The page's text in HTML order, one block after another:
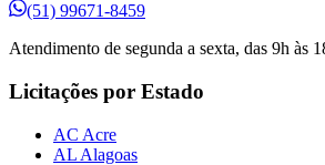
(51) 99671-8459
Atendimento de segunda a sexta, das 9h às
Licitações por Estado
AC Acre
AL Alagoas